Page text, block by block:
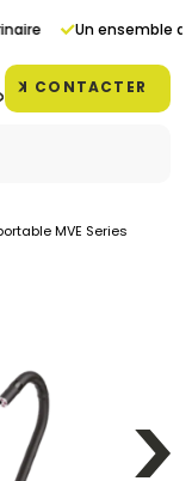
Un ensemble de
CONTACTER
MVE Series